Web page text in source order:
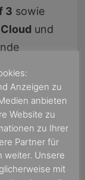
3 sowie
und
Celebrity
und
unter
Anzeigen zu
anbieten
Website zu
zu Ihrer
Partner für
weiter. Unsere
mit